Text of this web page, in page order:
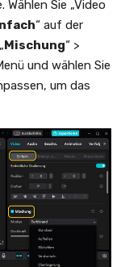
Wählen Sie „Video
“ auf der
Mischung“ >
und wählen Sie
um das